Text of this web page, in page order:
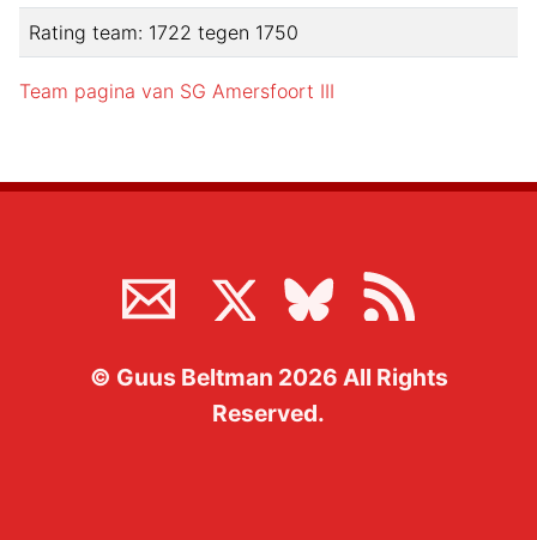
Rating team: 1722 tegen 1750
Team pagina van SG Amersfoort III
© Guus Beltman 2026 All Rights
Reserved.